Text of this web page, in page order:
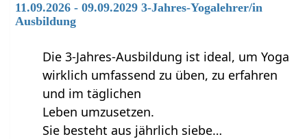
11.09.2026 - 09.09.2029 3-Jahres-Yogalehrer/in
Ausbildung
Die 3-Jahres-Ausbildung ist ideal, um Yoga
wirklich umfassend zu üben, zu erfahren
und im täglichen
Leben umzusetzen.
Sie besteht aus jährlich siebe…